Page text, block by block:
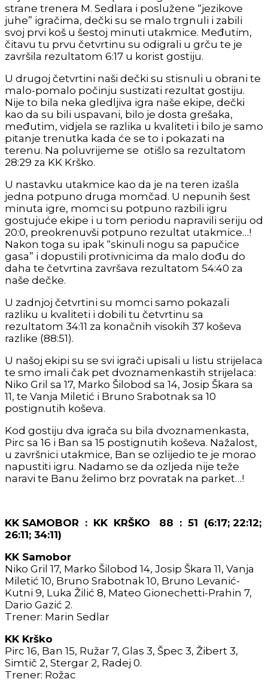
strane trenera M. Sedlara i poslužene “jezikove
juhe” igračima, dečki su se malo trgnuli i zabili
svoj prvi koš u šestoj minuti utakmice. Međutim,
čitavu tu prvu četvrtinu su odigrali u grču te je
završila rezultatom 6:17 u korist gostiju.
U drugoj četvrtini naši dečki su stisnuli u obrani te
malo-pomalo počinju sustizati rezultat gostiju.
Nije to bila neka gledljiva igra naše ekipe, dečki
kao da su bili uspavani, bilo je dosta grešaka,
međutim, vidjela se razlika u kvaliteti i bilo je samo
pitanje trenutka kada će se to i pokazati na
terenu. Na poluvrijeme se otišlo sa rezultatom
28:29 za KK Krško.
U nastavku utakmice kao da je na teren izašla
jedna potpuno druga momčad. U nepunih šest
minuta igre, momci su potpuno razbili igru
gostujuće ekipe i u tom periodu napravili seriju od
20:0, preokrenuvši potpuno rezultat utakmice…!
Nakon toga su ipak “skinuli nogu sa papučice
gasa” i dopustili protivnicima da malo dođu do
daha te četvrtina završava rezultatom 54:40 za
naše dečke.
U zadnjoj četvrtini su momci samo pokazali
razliku u kvaliteti i dobili tu četvrtinu sa
rezultatom 34:11 za konačnih visokih 37 koševa
razlike (88:51).
U našoj ekipi su se svi igrači upisali u listu strijelaca
te smo imali čak pet dvoznamenkastih strijelaca:
Niko Gril sa 17, Marko Šilobod sa 14, Josip Škara sa
11, te Vanja Miletić i Bruno Srabotnak sa 10
postignutih koševa.
Kod gostiju dva igrača su bila dvoznamenkasta,
Pirc sa 16 i Ban sa 15 postignutih koševa. Nažalost,
u završnici utakmice, Ban se ozlijedio te je morao
napustiti igru. Nadamo se da ozljeda nije teže
naravi te Banu želimo brz povratak na parket…!
KK SAMOBOR : KK KRŠKO 88 : 51 (6:17; 22:12;
26:11; 34:11)
KK Samobor
Niko Gril 17, Marko Šilobod 14, Josip Škara 11, Vanja
Miletić 10, Bruno Srabotnak 10, Bruno Levanić-
Kutni 9, Luka Žilić 8, Mateo Gionechetti-Prahin 7,
Dario Gazić 2.
Trener: Marin Sedlar
KK Krško
Pirc 16, Ban 15, Ružar 7, Glas 3, Špec 3, Žibert 3,
Simtič 2, Stergar 2, Radej 0.
Trener: Rožac